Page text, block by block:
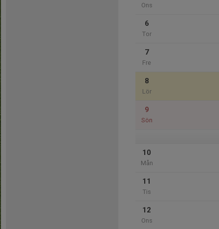
Ons
6
Tor
7
Fre
8
Lör
9
Sön
10
Mån
11
Tis
12
Ons